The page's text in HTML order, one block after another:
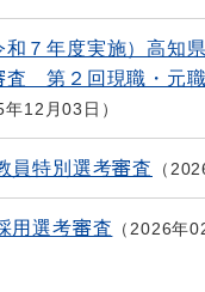
７年度実施）高知
査 第２回現職・元
年12月03日
員特別選考審査
用選考審査 2026年